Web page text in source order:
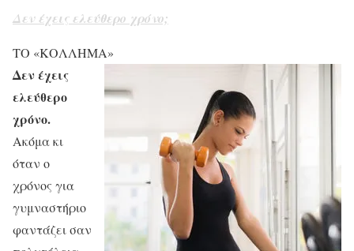
Δεν έχεις ελεύθερο χρόνο;
ΤΟ «ΚΟΛΛΗΜΑ»
Δεν έχεις
ελεύθερο
χρόνο.
Ακόμα κι
όταν ο
χρόνος για
γυμναστήριο
φαντάζει σαν